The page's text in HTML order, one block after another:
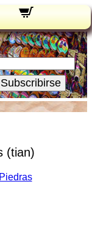
Novedades:
Su Email:
Subscribirse
(tian)
Piedras